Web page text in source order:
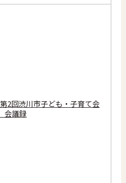
2回渋川市子ども・子育て会
会議録